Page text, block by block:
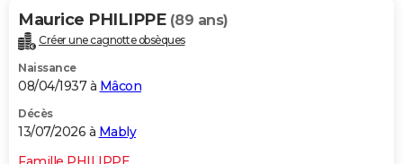
Bricolage
Maurice PHILIPPE (89 ans)
Créer une cagnotte obsèques
Naissance
08/04/1937 à Mâcon
Décès
13/07/2026 à Mably